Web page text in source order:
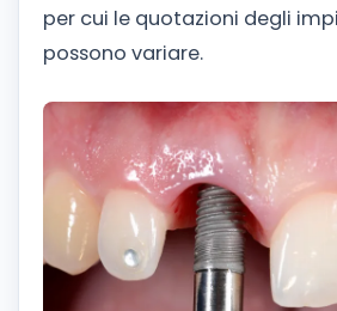
per cui le quotazioni degli
possono variare.